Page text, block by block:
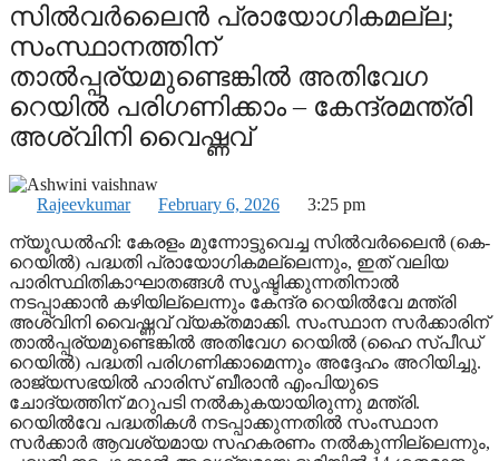
സിൽവർലൈൻ പ്രായോഗികമല്ല;
സംസ്ഥാനത്തിന്
താൽപ്പര്യമുണ്ടെങ്കിൽ അതിവേഗ
റെയിൽ പരിഗണിക്കാം – കേന്ദ്രമന്ത്രി
അശ്വിനി വൈഷ്ണവ്
Rajeevkumar February 6, 2026
3:25 pm
ന്യൂഡൽഹി: കേരളം മുന്നോട്ടുവെച്ച സിൽവർലൈൻ (കെ-
റെയിൽ) പദ്ധതി പ്രായോഗികമല്ലെന്നും, ഇത് വലിയ
പാരിസ്ഥിതികാഘാതങ്ങൾ സൃഷ്ടിക്കുന്നതിനാൽ
നടപ്പാക്കാൻ കഴിയില്ലെന്നും കേന്ദ്ര റെയിൽവേ മന്ത്രി
അശ്വിനി വൈഷ്ണവ് വ്യക്തമാക്കി. സംസ്ഥാന സർക്കാരിന്
താൽപ്പര്യമുണ്ടെങ്കിൽ അതിവേഗ റെയിൽ (ഹൈ സ്പീഡ്
റെയിൽ) പദ്ധതി പരിഗണിക്കാമെന്നും അദ്ദേഹം അറിയിച്ചു.
രാജ്യസഭയിൽ ഹാരിസ് ബീരാൻ എംപിയുടെ
ചോദ്യത്തിന് മറുപടി നൽകുകയായിരുന്നു മന്ത്രി.
റെയിൽവേ പദ്ധതികൾ നടപ്പാക്കുന്നതിൽ സംസ്ഥാന
സർക്കാർ ആവശ്യമായ സഹകരണം നൽകുന്നില്ലെന്നും,